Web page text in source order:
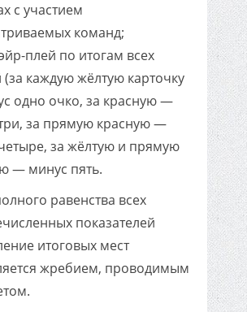
с участием
команд;
плей по итогам всех
(за каждую жёлтую карточку
одно очко, за красную —
за прямую красную —
за жёлтую и прямую
— минус пять.
равенства всех
показателей
итоговых мест
жребием, проводимым